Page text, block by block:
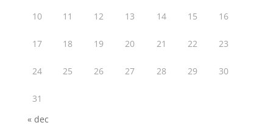
10 11 12 13 14 15 16
17 18 19 20 21 22 23
24 25 26 27 28 29 30
31
« dec